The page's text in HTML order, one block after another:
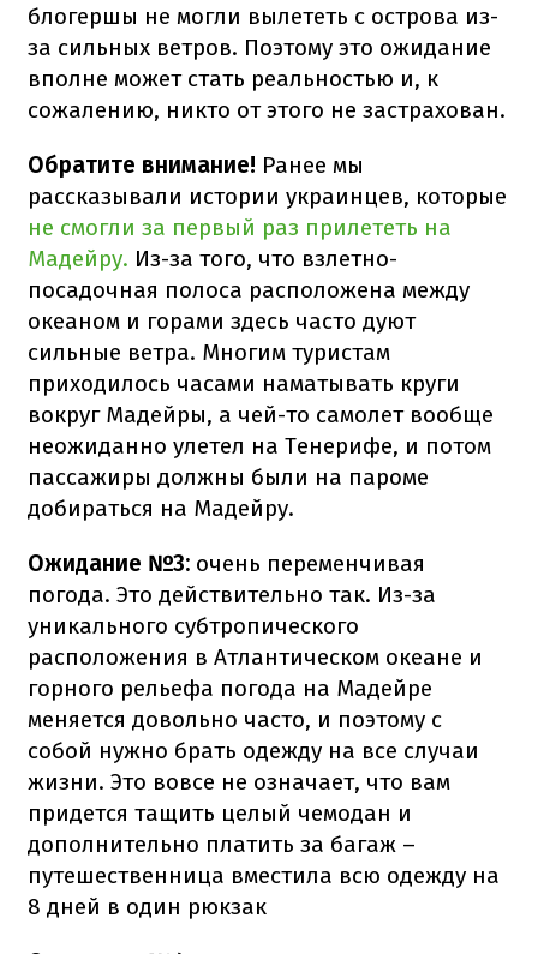
блогершы не могли вылететь с острова из-
за сильных ветров. Поэтому это ожидание
вполне может стать реальностью и, к
сожалению, никто от этого не застрахован.
Обратите внимание! Ранее мы
рассказывали истории украинцев, которые
не смогли за первый раз прилететь на
Мадейру. Из-за того, что взлетно-
посадочная полоса расположена между
океаном и горами здесь часто дуют
сильные ветра. Многим туристам
приходилось часами наматывать круги
вокруг Мадейры, а чей-то самолет вообще
неожиданно улетел на Тенерифе, и потом
пассажиры должны были на пароме
добираться на Мадейру.
Ожидание №3: очень переменчивая
погода. Это действительно так. Из-за
уникального субтропического
расположения в Атлантическом океане и
горного рельефа погода на Мадейре
меняется довольно часто, и поэтому с
собой нужно брать одежду на все случаи
жизни. Это вовсе не означает, что вам
придется тащить целый чемодан и
дополнительно платить за багаж –
путешественница вместила всю одежду на
8 дней в один рюкзак